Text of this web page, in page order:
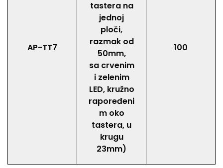
AP-TT7
tastera na
jednoj
ploči,
razmak od
50mm,
sa crvenim
i zelenim
LED, kružno
rapoređeni
m oko
tastera, u
krugu
23mm)
100